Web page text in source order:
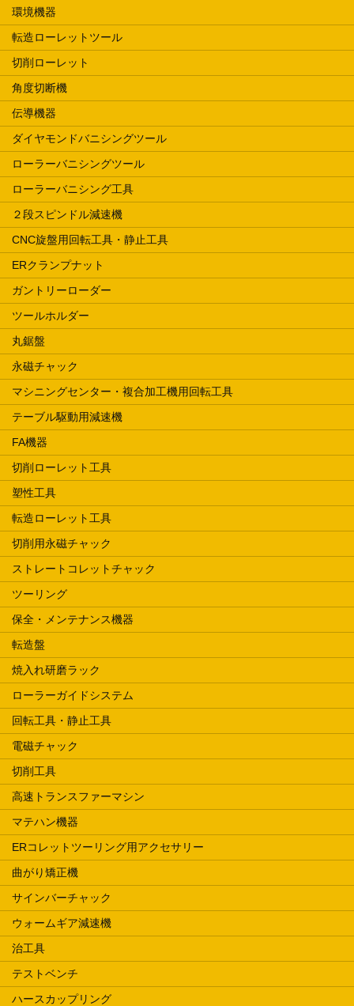
環境機器
転造ローレットツール
切削ローレット
角度切断機
伝導機器
ダイヤモンドバニシングツール
ローラーバニシングツール
ローラーバニシング工具
２段スピンドル減速機
CNC旋盤用回転工具・静止工具
ERクランプナット
ガントリーローダー
ツールホルダー
丸鋸盤
永磁チャック
マシニングセンター・複合加工機用回転工具
テーブル駆動用減速機
FA機器
切削ローレット工具
塑性工具
転造ローレット工具
切削用永磁チャック
ストレートコレットチャック
ツーリング
保全・メンテナンス機器
転造盤
焼入れ研磨ラック
ローラーガイドシステム
回転工具・静止工具
電磁チャック
切削工具
高速トランスファーマシン
マテハン機器
ERコレットツーリング用アクセサリー
曲がり矯正機
サインバーチャック
ウォームギア減速機
治工具
テストベンチ
ハースカップリング